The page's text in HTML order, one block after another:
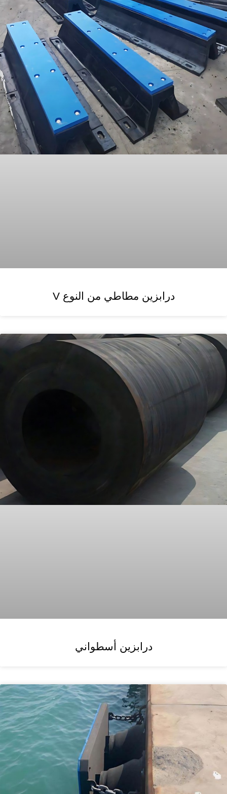
درابزين مطاطي من النوع V
درابزين أسطواني